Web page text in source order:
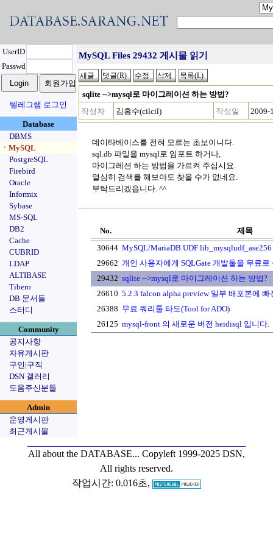
UserID
Passwd
텔레그램 로그인
Database
DBMS
ㆍMySQL
PostgreSQL
Firebird
Oracle
Informix
Sybase
MS-SQL
DB2
Cache
CUBRID
LDAP
ALTIBASE
Tibero
DB 문서들
스터디
Community
공지사항
자유게시판
구인|구직
DSN 갤러리
도움주신분들
Admin
운영게시판
최근게시물
MySQL Files 29432 게시물 읽기
sqlite -->mysql로 마이그레이션 하는 방법?
작성자
김홍수(cilcil) 작성일 2009-
데이타베이스를 전혀 모르는 초보이니다.
sql.db 파일을 mysql로 임포트 하거나,
마이그레션 하는 방법을 가르켜 주십시요.
열심히 검색를 해보아도 찾을 수가 없네요.
부탁드리겠읍니다. ^^
No.
제목
30644 MySQL/MariaDB UDF lib_mysqludf_ase256
29662 개인 사용자에게 SQLGate 개발툴을 무료로
29432 sqlite -->mysql로 마이그레이션 하는 방법?
26610 5.2.3 falcon alpha preview 일부 배포본에
26388 무료 쿼리툴 타도(Tool for ADO)
26125 mysql-front 의 새로운 버전 heidisql 입니다.
All about the DATABASE... Copyleft 1999-2025 DSN,
All rights reserved.
작업시간: 0.016초,